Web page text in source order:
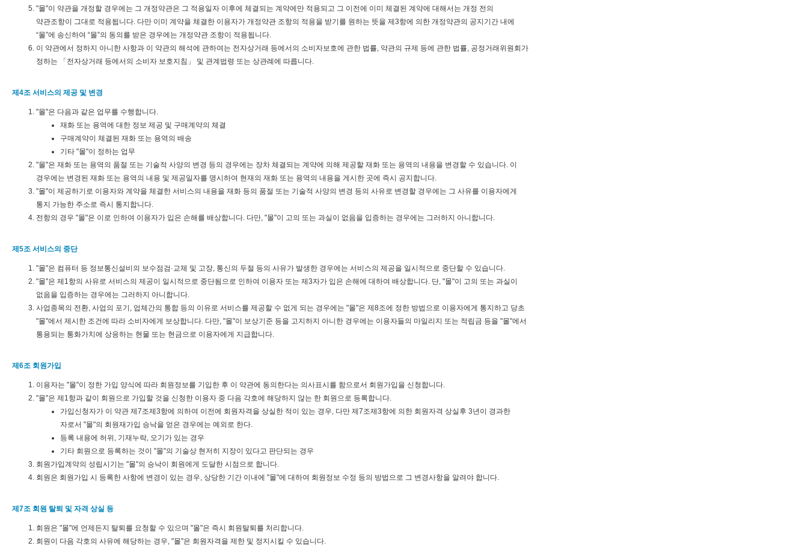
"몰"이 약관을 개정할 경우에는 그 개정약관은 그 적용일자 이후에 체결되는 계약에만 적용되고 그 이전에 이미 체결된 계약에 대해서는 개정 전의
약관조항이 그대로 적용됩니다. 다만 이미 계약을 체결한 이용자가 개정약관 조항의 적용을 받기를 원하는 뜻을 제3항에 의한 개정약관의 공지기간 내에
“몰”에 송신하여 “몰”의 동의를 받은 경우에는 개정약관 조항이 적용됩니다.
이 약관에서 정하지 아니한 사항과 이 약관의 해석에 관하여는 전자상거래 등에서의 소비자보호에 관한 법률, 약관의 규제 등에 관한 법률, 공정거래위원회가
정하는 「전자상거래 등에서의 소비자 보호지침」 및 관계법령 또는 상관례에 따릅니다.
제4조 서비스의 제공 및 변경
"몰"은 다음과 같은 업무를 수행합니다.
재화 또는 용역에 대한 정보 제공 및 구매계약의 체결
구매계약이 체결된 재화 또는 용역의 배송
기타 "몰"이 정하는 업무
"몰"은 재화 또는 용역의 품절 또는 기술적 사양의 변경 등의 경우에는 장차 체결되는 계약에 의해 제공할 재화 또는 용역의 내용을 변경할 수 있습니다. 이
경우에는 변경된 재화 또는 용역의 내용 및 제공일자를 명시하여 현재의 재화 또는 용역의 내용을 게시한 곳에 즉시 공지합니다.
"몰"이 제공하기로 이용자와 계약을 체결한 서비스의 내용을 재화 등의 품절 또는 기술적 사양의 변경 등의 사유로 변경할 경우에는 그 사유를 이용자에게
통지 가능한 주소로 즉시 통지합니다.
전항의 경우 "몰"은 이로 인하여 이용자가 입은 손해를 배상합니다. 다만, "몰"이 고의 또는 과실이 없음을 입증하는 경우에는 그러하지 아니합니다.
제5조 서비스의 중단
"몰"은 컴퓨터 등 정보통신설비의 보수점검·교체 및 고장, 통신의 두절 등의 사유가 발생한 경우에는 서비스의 제공을 일시적으로 중단할 수 있습니다.
"몰"은 제1항의 사유로 서비스의 제공이 일시적으로 중단됨으로 인하여 이용자 또는 제3자가 입은 손해에 대하여 배상합니다. 단, "몰"이 고의 또는 과실이
없음을 입증하는 경우에는 그러하지 아니합니다.
사업종목의 전환, 사업의 포기, 업체간의 통합 등의 이유로 서비스를 제공할 수 없게 되는 경우에는 "몰"은 제8조에 정한 방법으로 이용자에게 통지하고 당초
"몰"에서 제시한 조건에 따라 소비자에게 보상합니다. 다만, "몰"이 보상기준 등을 고지하지 아니한 경우에는 이용자들의 마일리지 또는 적립금 등을 "몰"에서
통용되는 통화가치에 상응하는 현물 또는 현금으로 이용자에게 지급합니다.
제6조 회원가입
이용자는 "몰"이 정한 가입 양식에 따라 회원정보를 기입한 후 이 약관에 동의한다는 의사표시를 함으로서 회원가입을 신청합니다.
"몰"은 제1항과 같이 회원으로 가입할 것을 신청한 이용자 중 다음 각호에 해당하지 않는 한 회원으로 등록합니다.
가입신청자가 이 약관 제7조제3항에 의하여 이전에 회원자격을 상실한 적이 있는 경우, 다만 제7조제3항에 의한 회원자격 상실후 3년이 경과한
자로서 "몰"의 회원재가입 승낙을 얻은 경우에는 예외로 한다.
등록 내용에 허위, 기재누락, 오기가 있는 경우
기타 회원으로 등록하는 것이 "몰"의 기술상 현저히 지장이 있다고 판단되는 경우
회원가입계약의 성립시기는 "몰"의 승낙이 회원에게 도달한 시점으로 합니다.
회원은 회원가입 시 등록한 사항에 변경이 있는 경우, 상당한 기간 이내에 "몰"에 대하여 회원정보 수정 등의 방법으로 그 변경사항을 알려야 합니다.
제7조 회원 탈퇴 및 자격 상실 등
회원은 "몰"에 언제든지 탈퇴를 요청할 수 있으며 "몰"은 즉시 회원탈퇴를 처리합니다.
회원이 다음 각호의 사유에 해당하는 경우, "몰"은 회원자격을 제한 및 정지시킬 수 있습니다.